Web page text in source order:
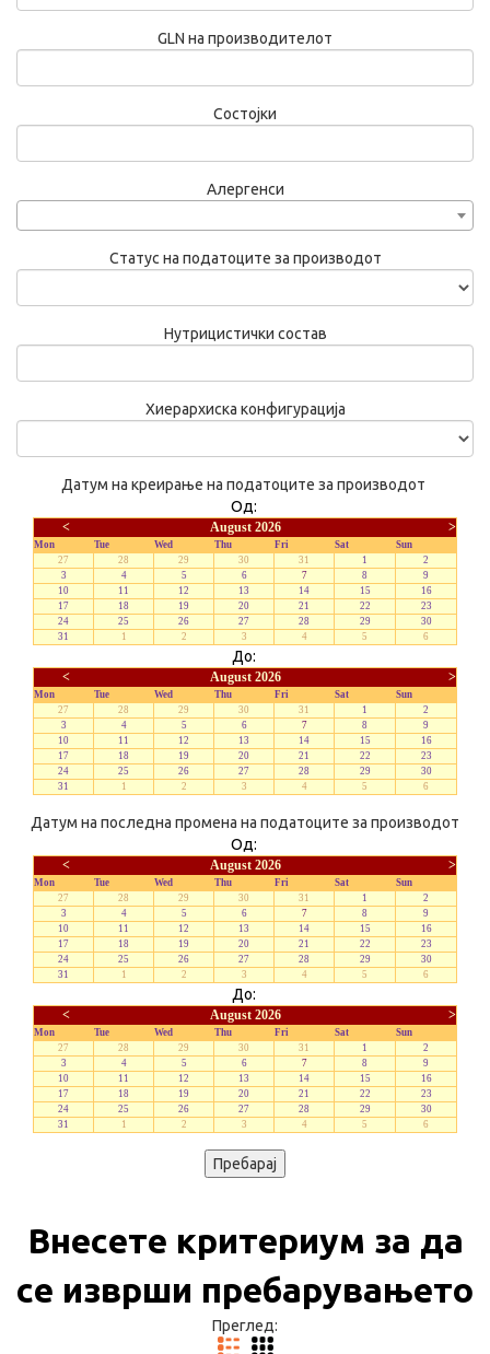
GLN на производителот
Состојки
Алергенси
Статус на податоците за производот
Нутрицистички состав
Хиерархиска конфигурација
Датум на креирање на податоците за производот
Од:
< August 2026 >
Mon Tue Wed Thu Fri Sat
Sun
27
28 29 30 31 1
2
3
4 5 6 7 8
9
10
11 12 13 14 15
16
17
18 19 20 21 22
23
24
25 26 27 28 29
30
31
1 2 3 4 5 6
До:
< August 2026 >
Mon Tue Wed Thu Fri Sat
Sun
27
28 29 30 31 1
2
3
4 5 6 7 8
9
10
11 12 13 14 15
16
17
18 19 20 21 22
23
24
25 26 27 28 29
30
31
1 2 3 4 5 6
Датум на последна промена на податоците за производот
Од:
< August 2026 >
Mon Tue Wed Thu Fri Sat
Sun
27
28 29 30 31 1
2
3
4 5 6 7 8
9
10
11 12 13 14 15
16
17
18 19 20 21 22
23
24
25 26 27 28 29
30
31
1 2 3 4 5 6
До:
< August 2026 >
Mon Tue Wed Thu Fri Sat
Sun
27
28 29 30 31 1
2
3
4 5 6 7 8
9
10
11 12 13 14 15
16
17
18 19 20 21 22
23
24
25 26 27 28 29
30
31
1 2 3 4 5 6
Внесете критериум за да
се изврши пребарувањето
Преглед: